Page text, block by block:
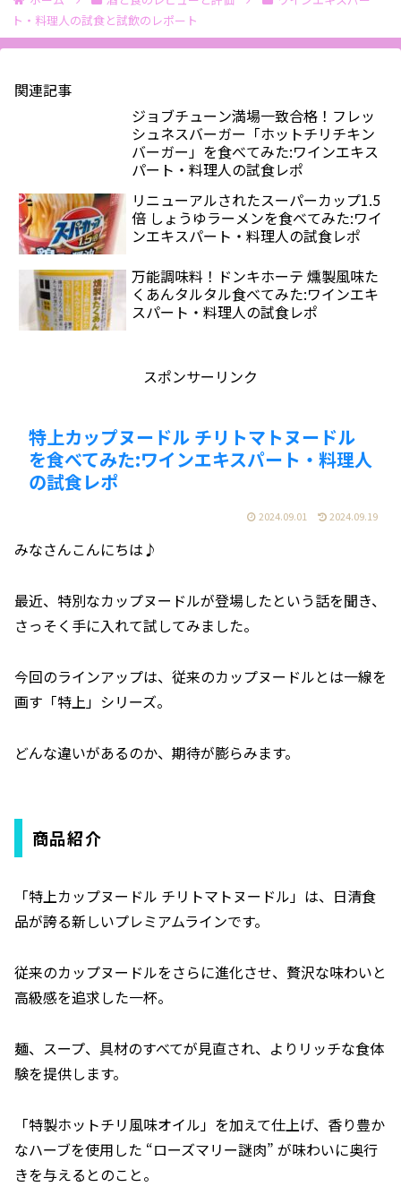
ト・料理人の試食と試飲のレポート
関連記事
ジョブチューン満場一致合格！フレッ
シュネスバーガー「ホットチリチキン
バーガー」を食べてみた:ワインエキス
パート・料理人の試食レポ
リニューアルされたスーパーカップ1.5
倍 しょうゆラーメンを食べてみた:ワイ
ンエキスパート・料理人の試食レポ
万能調味料！ドンキホーテ 燻製風味た
くあんタルタル食べてみた:ワインエキ
スパート・料理人の試食レポ
スポンサーリンク
特上カップヌードル チリトマトヌードル
を食べてみた:ワインエキスパート・料理人
の試食レポ
2024.09.01 2024.09.19
みなさんこんにちは♪
最近、特別なカップヌードルが登場したという話を聞き、
さっそく手に入れて試してみました。
今回のラインアップは、従来のカップヌードルとは一線を
画す「特上」シリーズ。
どんな違いがあるのか、期待が膨らみます。
商品紹介
「特上カップヌードル チリトマトヌードル」は、日清食
品が誇る新しいプレミアムラインです。
従来のカップヌードルをさらに進化させ、贅沢な味わいと
高級感を追求した一杯。
麺、スープ、具材のすべてが見直され、よりリッチな食体
験を提供します。
「特製ホットチリ風味オイル」を加えて仕上げ、香り豊か
なハーブを使用した “ローズマリー謎肉” が味わいに奥行
きを与えるとのこと。